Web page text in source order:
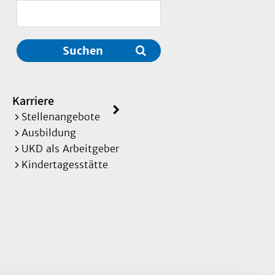
Suchen
Karriere
Stellenangebote
Ausbildung
UKD als Arbeitgeber
Kindertagesstätte